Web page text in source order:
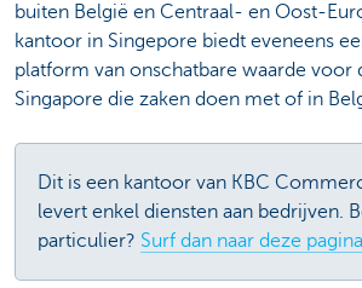
buiten België en Centraal- en Oost-
kantoor in Singepore biedt eveneens
platform van onschatbare waarde voor
Singapore die zaken doen met of in
Dit is een kantoor van KBC
levert enkel diensten aan bedrijven.
particulier? Surf dan naar deze pagina